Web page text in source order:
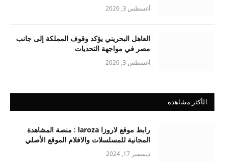
أغسطس 3, 2026
العاهل البحريني يؤكد وقوف المملكة إلى جانب
مصر في مواجهة التحديات
أغسطس 3, 2026
الأكثر مشاهدة
رابط موقع لاروزا laroza : منصة المشاهدة
المجانية للمسلسلات والافلام الموقع الأصلي
ديسمبر 17, 2024